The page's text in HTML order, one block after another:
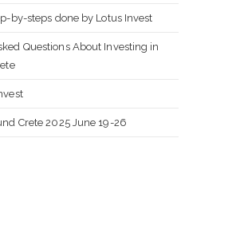
by-steps done by Lotus Invest
Questions About Investing in
Crete 2025 June 19-26